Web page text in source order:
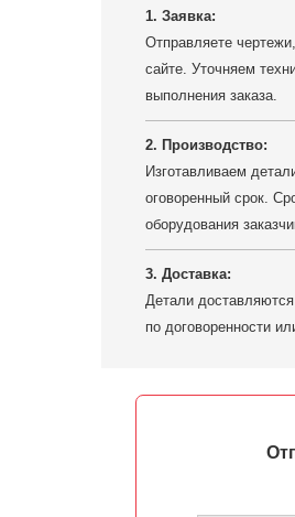
1. Заявка:
Отправляете
сайте. Уточняем
выполнения заказа.
2. Производство:
Изготавливаем
оговоренный срок.
оборудования
3. Доставка:
Детали
по договоренности